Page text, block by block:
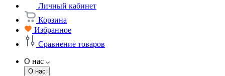
Личный кабинет
Корзина
Избранное
Сравнение товаров
О нас
О нас